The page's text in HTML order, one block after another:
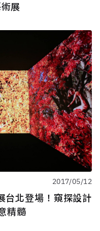
展
2017/05/12
台北登場！窺探設計
精髓